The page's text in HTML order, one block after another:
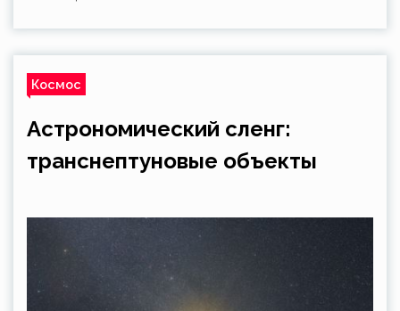
Космос
Астрономический сленг:
транснептуновые объекты